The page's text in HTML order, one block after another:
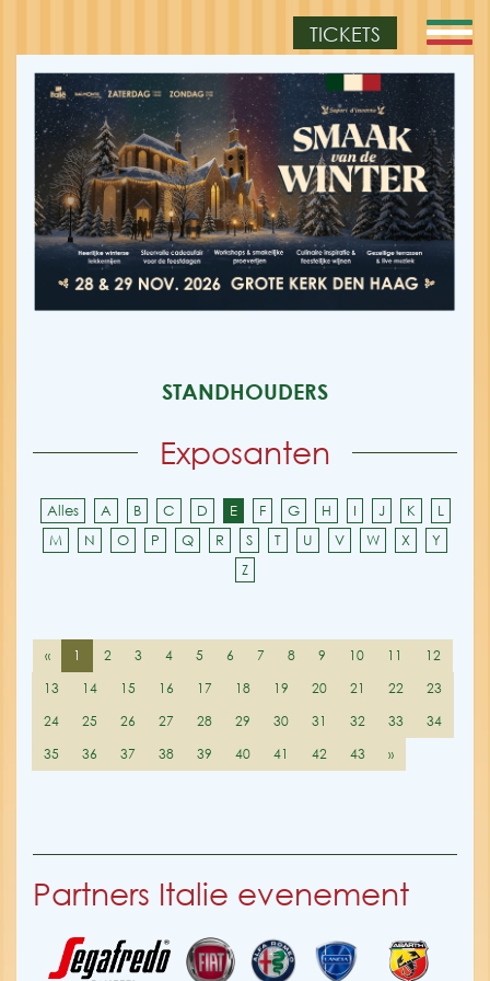
TICKETS
STANDHOUDERS
Exposanten
Alles A B C D E F G H I J K
L
M
N O P Q R S T U V W X
Y
Z
« 1 2 3 4 5 6 7 8 9 10 11
12
13
14 15 16 17 18 19 20 21 22
23
24
25 26 27 28 29 30 31 32 33
34
35
36 37 38 39 40 41 42 43 »
Partners Italie evenement